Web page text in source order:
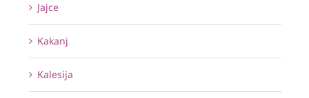
Jajce
Kakanj
Kalesija